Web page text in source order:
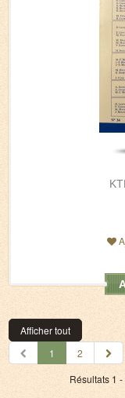
Afficher tout
1
2
Résultats 1